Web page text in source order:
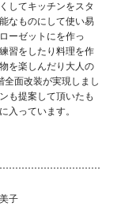
してキッチンをスタ
なものにして使い易
ーゼットにを作っ
習をしたり料理を作
を楽しんだり大人の
全面改装が実現しまし
も提案して頂いたも
入っています。
子